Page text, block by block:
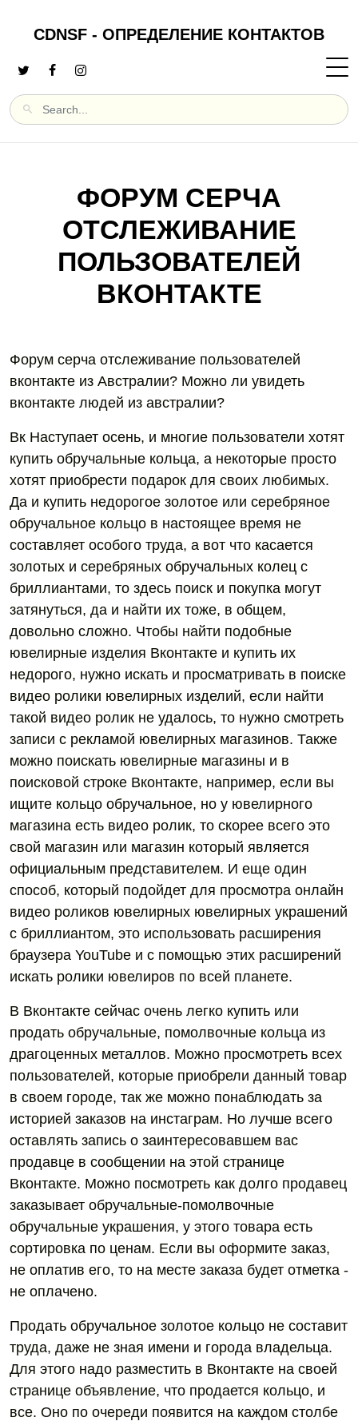
CDNSF - ОПРЕДЕЛЕНИЕ КОНТАКТОВ
ФОРУМ СЕРЧА
ОТСЛЕЖИВАНИЕ
ПОЛЬЗОВАТЕЛЕЙ
ВКОНТАКТЕ
Форум серча отслеживание пользователей
вконтакте из Австралии? Можно ли увидеть
вконтакте людей из австралии?
Вк Наступает осень, и многие пользователи хотят
купить обручальные кольца, а некоторые просто
хотят приобрести подарок для своих любимых.
Да и купить недорогое золотое или серебряное
обручальное кольцо в настоящее время не
составляет особого труда, а вот что касается
золотых и серебряных обручальных колец с
бриллиантами, то здесь поиск и покупка могут
затянуться, да и найти их тоже, в общем,
довольно сложно. Чтобы найти подобные
ювелирные изделия Вконтакте и купить их
недорого, нужно искать и просматривать в поиске
видео ролики ювелирных изделий, если найти
такой видео ролик не удалось, то нужно смотреть
записи с рекламой ювелирных магазинов. Также
можно поискать ювелирные магазины и в
поисковой строке Вконтакте, например, если вы
ищите кольцо обручальное, но у ювелирного
магазина есть видео ролик, то скорее всего это
свой магазин или магазин который является
официальным представителем. И еще один
способ, который подойдет для просмотра онлайн
видео роликов ювелирных ювелирных украшений
с бриллиантом, это использовать расширения
браузера YouTube и с помощью этих расширений
искать ролики ювелиров по всей планете.
В Вконтакте сейчас очень легко купить или
продать обручальные, помолвочные кольца из
драгоценных металлов. Можно просмотреть всех
пользователей, которые приобрели данный товар
в своем городе, так же можно понаблюдать за
историей заказов на инстаграм. Но лучше всего
оставлять запись о заинтересовавшем вас
продавце в сообщении на этой странице
Вконтакте. Можно посмотреть как долго продавец
заказывает обручальные-помолвочные
обручальные украшения, у этого товара есть
сортировка по ценам. Если вы оформите заказ,
не оплатив его, то на месте заказа будет отметка -
не оплачено.
Продать обручальное золотое кольцо не составит
труда, даже не зная имени и города владельца.
Для этого надо разместить в Вконтакте на своей
странице объявление, что продается кольцо, и
все. Оно по очереди появится на каждом столбе